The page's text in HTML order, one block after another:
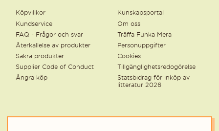
Köpvillkor
Kundservice
FAQ - Frågor och svar
Återkallelse av produkter
Säkra produkter
Supplier Code of Conduct
Ångra köp
Kunskapsportal
Om oss
Träffa Funka Mera
Personuppgifter
Cookies
Tillgänglighetsredogörelse
Statsbidrag för inköp av
litteratur 2026